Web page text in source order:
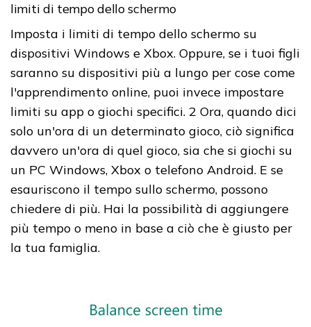
limiti di tempo dello schermo
Imposta i limiti di tempo dello schermo su
dispositivi Windows e Xbox. Oppure, se i tuoi figli
saranno su dispositivi più a lungo per cose come
l'apprendimento online, puoi invece impostare
limiti su app o giochi specifici. 2 Ora, quando dici
solo un'ora di un determinato gioco, ciò significa
davvero un'ora di quel gioco, sia che si giochi su
un PC Windows, Xbox o telefono Android. E se
esauriscono il tempo sullo schermo, possono
chiedere di più. Hai la possibilità di aggiungere
più tempo o meno in base a ciò che è giusto per
la tua famiglia.